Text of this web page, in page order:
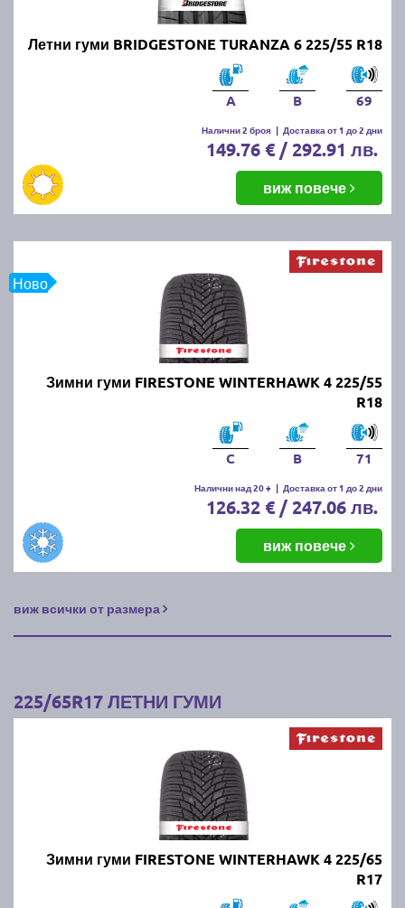
Летни гуми BRIDGESTONE TURANZA 6 225/55 R18
A B 69
Налични 2 броя | Доставка от 1 до 2 дни
149.76 € / 292.91 лв.
виж повече
Ново
Зимни гуми FIRESTONE WINTERHAWK 4 225/55
R18
C B 71
Налични над 20 + | Доставка от 1 до 2 дни
126.32 € / 247.06 лв.
виж повече
виж всички от размера
225/65R17 ЛЕТНИ ГУМИ
Зимни гуми FIRESTONE WINTERHAWK 4 225/65
R17